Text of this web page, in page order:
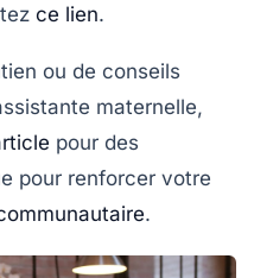
ce lien.
ou de conseils
maternelle,
pour des
pour renforcer votre
.